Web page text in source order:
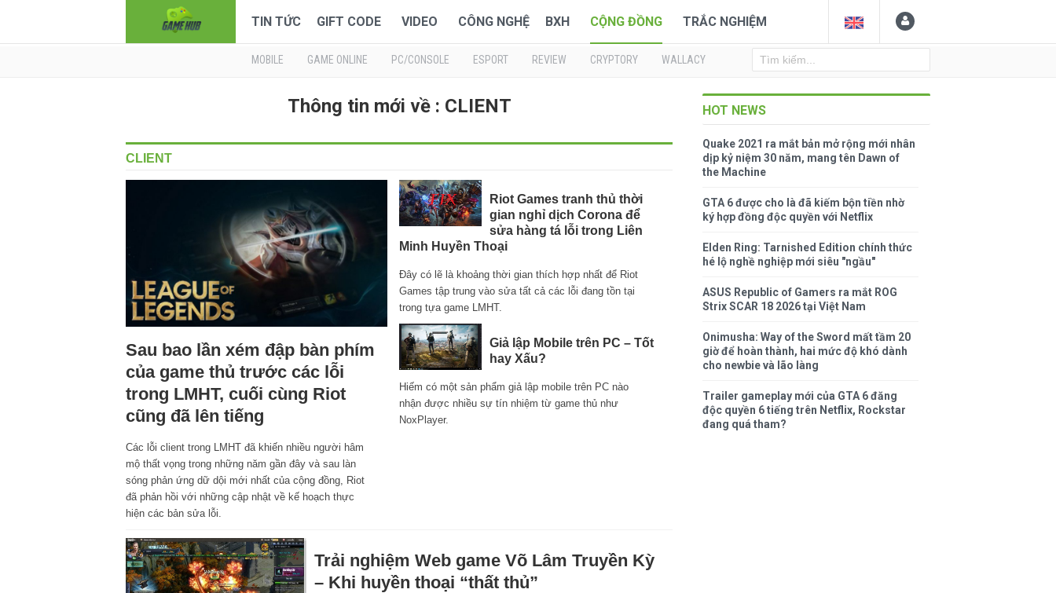
TIN TỨC GIFT CODE VIDEO CÔNG NGHỆ BXH CỘNG ĐỒNG TRẮC NGHIỆM
MOBILE GAME ONLINE PC/CONSOLE ESPORT REVIEW CRYPTORY WALLACY
Thông tin mới về : CLIENT
CLIENT
Sau bao lần xém đập bàn phím
của game thủ trước các lỗi
trong LMHT, cuối cùng Riot
cũng đã lên tiếng
Các lỗi client trong LMHT đã khiến nhiều người hâm
mộ thất vọng trong những năm gần đây và sau làn
sóng phản ứng dữ dội mới nhất của cộng đồng, Riot
đã phản hồi với những cập nhật về kế hoạch thực
hiện các bản sửa lỗi.
Riot Games tranh thủ thời
gian nghỉ dịch Corona để
sửa hàng tá lỗi trong Liên
Minh Huyền Thoại
Đây có lẽ là khoảng thời gian thích hợp nhất để Riot
Games tập trung vào sửa tất cả các lỗi đang tồn tại
trong tựa game LMHT.
Giả lập Mobile trên PC – Tốt
hay Xấu?
Hiếm có một sản phẩm giả lập mobile trên PC nào
nhận được nhiều sự tín nhiệm từ game thủ như
NoxPlayer.
Trải nghiệm Web game Võ Lâm Truyền Kỳ
– Khi huyền thoại “thất thủ”
HOT NEWS
Quake 2021 ra mắt bản mở rộng mới nhân
dịp kỷ niệm 30 năm, mang tên Dawn of
the Machine
GTA 6 được cho là đã kiếm bộn tiền nhờ
ký hợp đồng độc quyền với Netflix
Elden Ring: Tarnished Edition chính thức
hé lộ nghề nghiệp mới siêu "ngầu"
ASUS Republic of Gamers ra mắt ROG
Strix SCAR 18 2026 tại Việt Nam
Onimusha: Way of the Sword mất tầm 20
giờ để hoàn thành, hai mức độ khó dành
cho newbie và lão làng
Trailer gameplay mới của GTA 6 đăng
độc quyền 6 tiếng trên Netflix, Rockstar
đang quá tham?